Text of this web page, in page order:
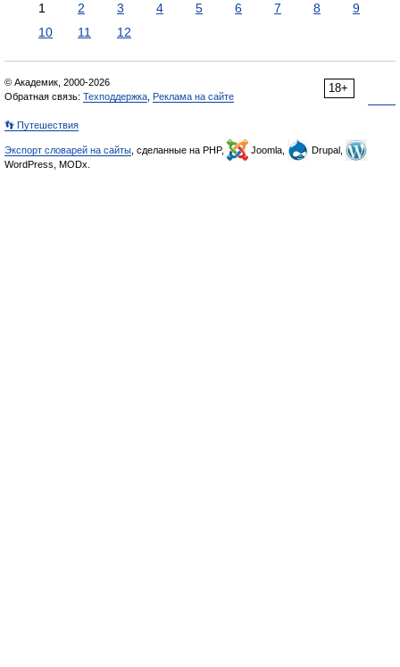
1 2 3 4 5 6 7 8
9
10
11 12
18+
© Академик, 2000-2026
Обратная связь: Техподдержка Реклама на сайте
👣 Путешествия
Экспорт словарей на сайты , сделанные на PHP, Joomla,
Drupal,
WordPress, MODx.